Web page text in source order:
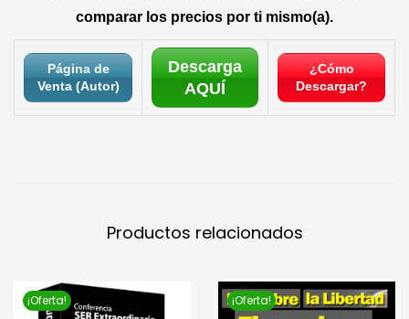
comparar los precios por ti mismo(a).
Página de
Venta (Autor)
Descarga
AQUÍ
¿Cómo
Descargar?
Productos relacionados
¡Oferta! ¡Oferta!